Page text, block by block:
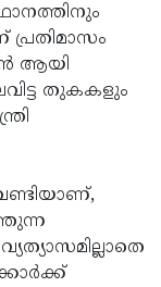
പ്രതിമാസം
ആയി
തുകകളും